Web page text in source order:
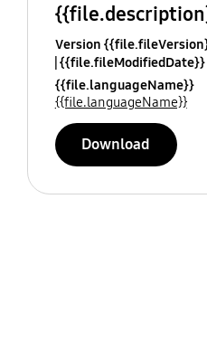
Version
{{file.fileModifiedDate}}
{{file.languageName}}
{{file.languageName}}
Download